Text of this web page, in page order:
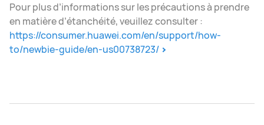
Pour plus d’informations sur les précautions à prendre
en matière d’étanchéité, veuillez consulter :
https://consumer.huawei.com/en/support/how-
to/newbie-guide/en-us00738723/